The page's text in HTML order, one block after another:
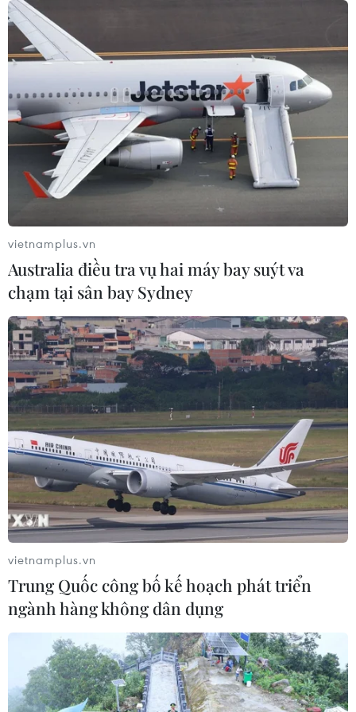
Tỷ phú Jeff Bezos bán 15 triệu cổ
phiếu Amazon trị giá hơn 4 tỷ USD
Phố Wall lập đỉnh lịch sử khi giá dầu
lao dốc mạnh
04/08/2026 00:59
Thị trường chứng khoán thế giới:
Nhà đầu tư chấp chới
03/08/2026 14:35
VN-Index tăng hơn 27 điểm, khối
ngoại mua ròng trở lại hơn 1.000 tỷ
đồng
03/08/2026 09:32
Cổ phiếu công nghệ giảm sâu: Định
giá lại hay cơ hội tích lũy?
03/08/2026 08:45
Chứng khoán hồi phục gần 3%, thị
trường kỳ vọng khởi sắc trong tháng
02/08/2026 11:18
vietnamplus.vn
Australia điều tra vụ hai máy bay suýt va
chạm tại sân bay Sydney
vietnamplus.vn
Trung Quốc công bố kế hoạch phát triển
ngành hàng không dân dụng